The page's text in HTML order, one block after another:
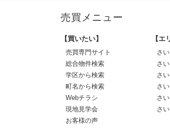
売買メニュー
【買いたい】
売買専門サイト
総合物件検索
学区から検索
町名から検索
Webチラシ
現地見学会
お客様の声
【エ
さ
さ
さ
さ
さ
さ